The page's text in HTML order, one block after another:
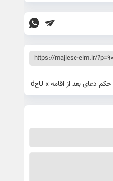
حكم دعای بعد از اقامه» Uحd